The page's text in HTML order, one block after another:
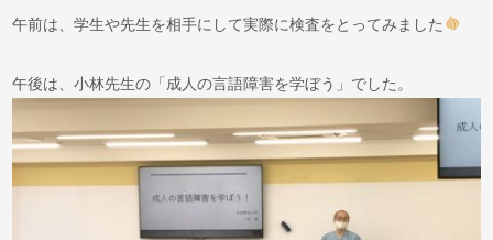
午前は、学生や先生を相手にして実際に検査をとってみました
午後は、小林先生の「成人の言語障害を学ぼう」でした。